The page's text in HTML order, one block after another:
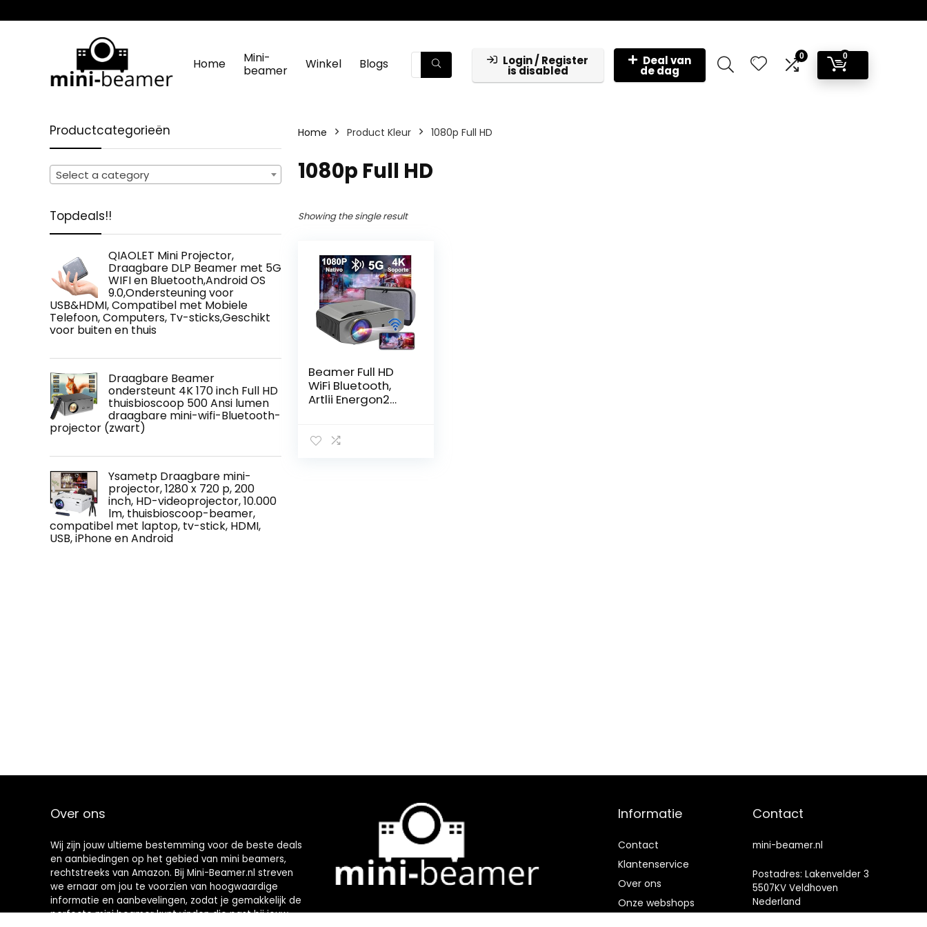
Home
Mini-
beamer
Winkel Blogs Login / Register
is disabled
Deal van
de dag
0 0
Productcategorieën
Select a category
Topdeals!!
QIAOLET Mini Projector,
Draagbare DLP Beamer met 5G
WIFI en Bluetooth,Android OS
9.0,Ondersteuning voor
USB&HDMI, Compatibel met Mobiele
Telefoon, Computers, Tv-sticks,Geschikt
voor buiten en thuis
Draagbare Beamer
ondersteunt 4K 170 inch Full HD
thuisbioscoop 500 Ansi lumen
draagbare mini-wifi-Bluetooth-
projector (zwart)
Ysametp Draagbare mini-
projector, 1280 x 720 p, 200
inch, HD-videoprojector, 10.000
lm, thuisbioscoop-beamer,
compatibel met laptop, tv-stick, HDMI,
USB, iPhone en Android
Home Product Kleur ‎1080p Full HD
‎1080p Full HD
Showing the single result
Beamer Full HD
WiFi Bluetooth,
Artlii Energon2
Ondersteund, Max
Over ons
Wij zijn jouw ultieme bestemming voor de beste deals
en aanbiedingen op het gebied van mini beamers,
rechtstreeks van Amazon. Bij Mini-Beamer.nl streven
we ernaar om jou te voorzien van hoogwaardige
informatie en aanbevelingen, zodat je gemakkelijk de
perfecte mini beamer kunt vinden die past bij jouw
Informatie
Contact
Klantenservice
Over ons
Onze webshops
Contact
mini-beamer.nl
Postadres: Lakenvelder 3
5507KV Veldhoven
Nederland